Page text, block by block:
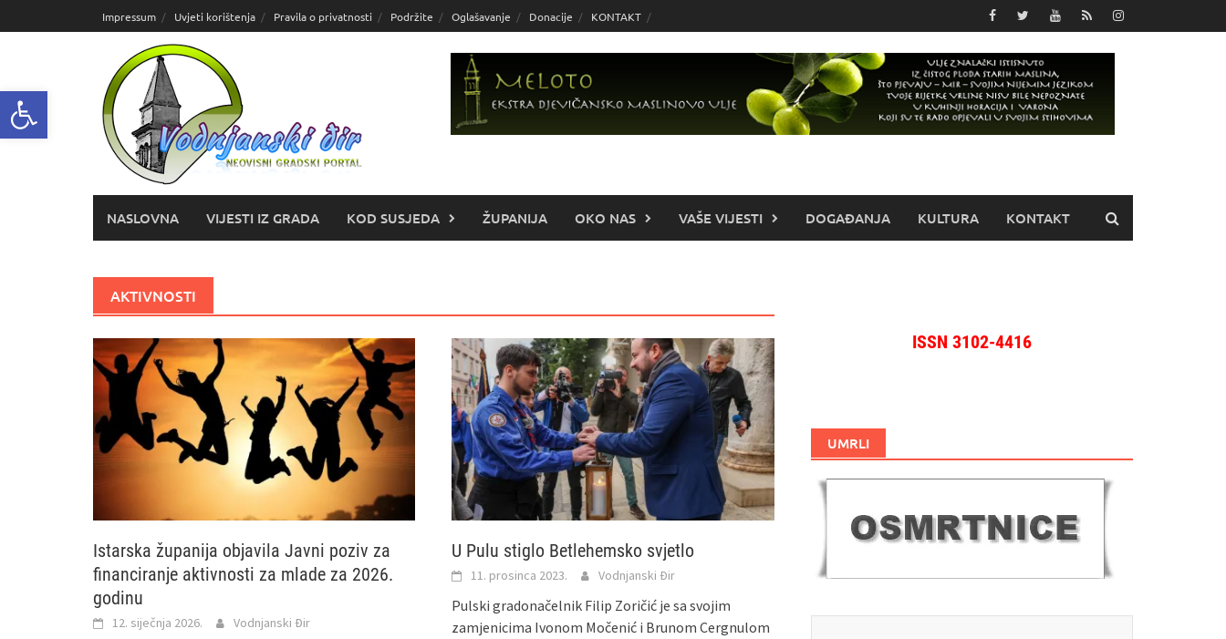
Open toolbar
do
Impressum Uvjeti korištenja Pravila o privatnosti Podržite Oglašavanje Donacije KONTAKT
NASLOVNA VIJESTI IZ GRADA KOD SUSJEDA ŽUPANIJA OKO NAS VAŠE VIJESTI DOGAĐANJA KULTURA KONTAKT
AKTIVNOSTI
Istarska županija objavila Javni poziv za
financiranje aktivnosti za mlade za 2026.
godinu
12. siječnja 2026. Vodnjanski Đir
U Pulu stiglo Betlehemsko svjetlo
11. prosinca 2023. Vodnjanski Đir
Pulski gradonačelnik Filip Zoričić je sa svojim
zamjenicima Ivonom Močenić i Brunom Cergnulom
ISSN 3102-4416
UMRLI